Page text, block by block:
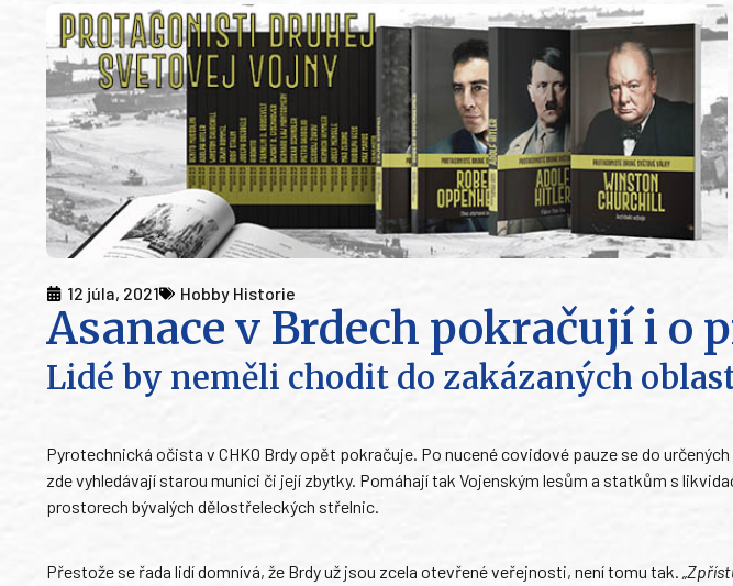
12 júla, 2021 Hobby Historie
Asanace v Brdech pokračují i o
Lidé by neměli chodit do zakázaných
Pyrotechnická očista v CHKO Brdy opět pokračuje. Po nucené covidové pauze se do
zde vyhledávají starou munici či její zbytky. Pomáhají tak Vojenským lesům a statkům s
prostorech bývalých dělostřeleckých střelnic.
Přestože se řada lidí domnívá, že Brdy už jsou zcela otevřené veřejnosti, není tomu tak.